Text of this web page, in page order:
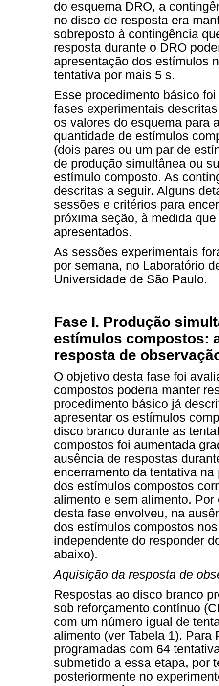
do esquema DRO, a
no disco de resposta era
sobreposto à contingência
resposta durante o DRO
apresentação dos estímulos
tentativa por mais 5 s.
Esse procedimento básico
fases experimentais
os valores do esquema para
quantidade de estímulos
(dois pares ou um par de
de produção simultânea ou
estímulo composto. As
descritas a seguir. Alguns
sessões e critérios para
próxima seção, à medida
apresentados.
As sessões experimentais
por semana, no Laboratório
Universidade de São Paulo.
Fase I. Produção
estímulos compostos:
resposta de
O objetivo desta fase foi
compostos poderia manter
procedimento básico já
apresentar os estímulos
disco branco durante as
compostos foi aumentada
ausência de respostas
encerramento da tentativa
dos estímulos compostos
alimento e sem alimento.
desta fase envolveu, na
dos estímulos compostos
independente do responder
abaixo).
Aquisição da resposta de
Respostas ao disco branco
sob reforçamento contínuo
com um número igual de
alimento (ver Tabela 1).
programadas com 64
submetido a essa etapa, por
posteriormente no